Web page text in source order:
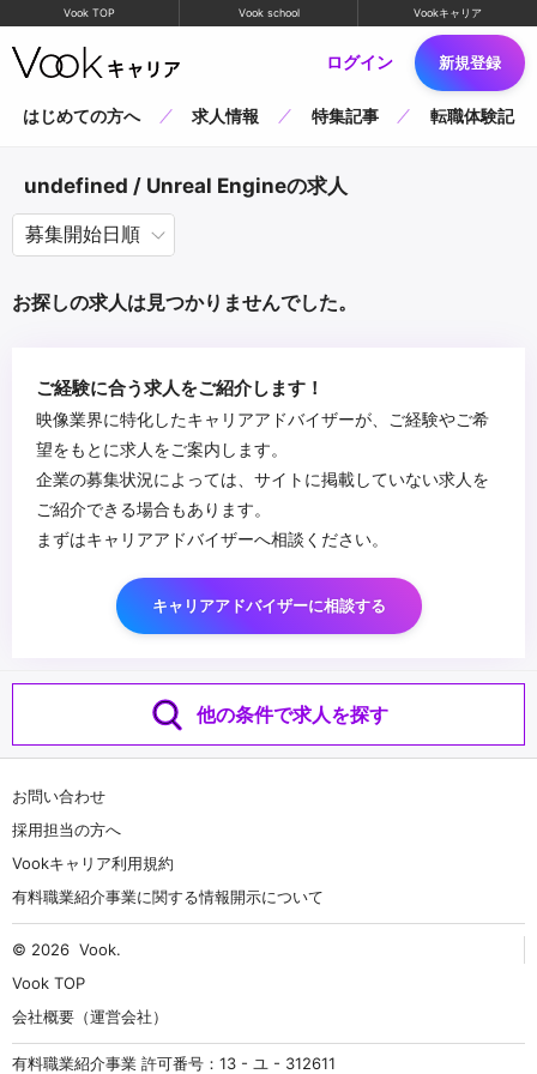
Vook TOP Vook school Vookキャリア
ログイン 新規登録
はじめての方へ 求人情報 特集記事 転職体験記
undefined / Unreal Engineの求人
お探しの求人は見つかりませんでした。
ご経験に合う求人をご紹介します！
映像業界に特化したキャリアアドバイザーが、ご経験やご希
望をもとに求人をご案内します。
企業の募集状況によっては、サイトに掲載していない求人を
ご紹介できる場合もあります。
まずはキャリアアドバイザーへ相談ください。
キャリアアドバイザーに相談する
他の条件で求人を探す
お問い合わせ
採用担当の方へ
Vookキャリア利用規約
有料職業紹介事業に関する情報開示について
© 2026 Vook.
Vook TOP
会社概要（運営会社）
有料職業紹介事業 許可番号：13 - ユ - 312611